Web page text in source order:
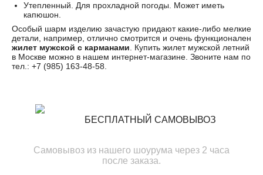
Утепленный. Для прохладной погоды. Может иметь
капюшон.
Особый шарм изделию зачастую придают какие-либо мелкие
детали, например, отлично смотрится и очень функционален
жилет мужской с карманами . Купить жилет мужской летний
в Москве можно в нашем интернет-магазине. Звоните нам по
тел.: +7 (985) 163-48-58
БЕСПЛАТНЫЙ САМОВЫВОЗ
Самовывоз из нашего шоурума через 2 часа
после заказа.